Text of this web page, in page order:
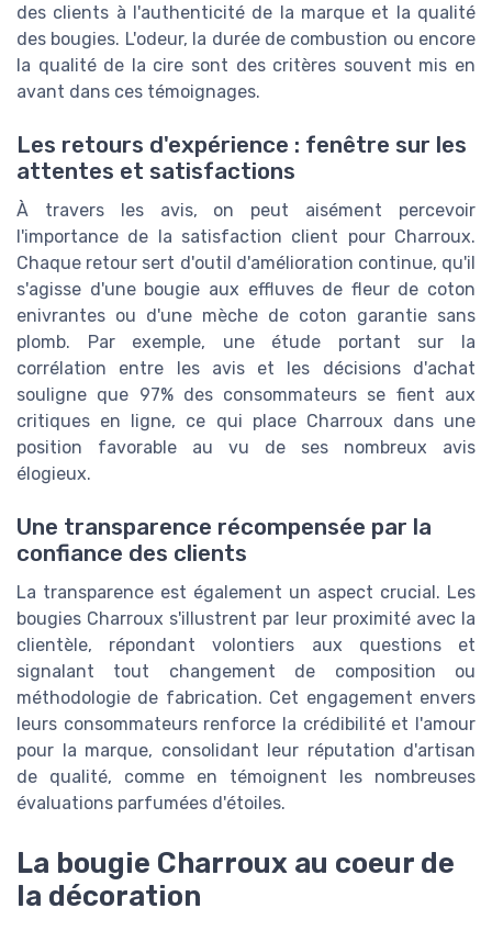
des clients à l'authenticité de la marque et la qualité
des bougies. L'odeur, la durée de combustion ou encore
la qualité de la cire sont des critères souvent mis en
avant dans ces témoignages.
Les retours d'expérience : fenêtre sur les
attentes et satisfactions
À travers les avis, on peut aisément percevoir
l'importance de la satisfaction client pour Charroux.
Chaque retour sert d'outil d'amélioration continue, qu'il
s'agisse d'une bougie aux effluves de fleur de coton
enivrantes ou d'une mèche de coton garantie sans
plomb. Par exemple, une étude portant sur la
corrélation entre les avis et les décisions d'achat
souligne que 97% des consommateurs se fient aux
critiques en ligne, ce qui place Charroux dans une
position favorable au vu de ses nombreux avis
élogieux.
Une transparence récompensée par la
confiance des clients
La transparence est également un aspect crucial. Les
bougies Charroux s'illustrent par leur proximité avec la
clientèle, répondant volontiers aux questions et
signalant tout changement de composition ou
méthodologie de fabrication. Cet engagement envers
leurs consommateurs renforce la crédibilité et l'amour
pour la marque, consolidant leur réputation d'artisan
de qualité, comme en témoignent les nombreuses
évaluations parfumées d'étoiles.
La bougie Charroux au coeur de
la décoration